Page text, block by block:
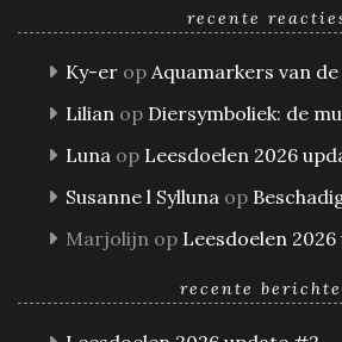
recente
Ky-er op Aquamarkers van
Lilian op Diersymboliek: de
Luna op Leesdoelen 2026
Susanne l Sylluna op
Marjolijn op Leesdoelen
recente